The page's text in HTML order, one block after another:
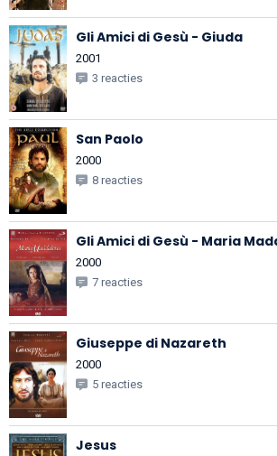
Gli Amici di Gesù - Giuda
2001
3 reacties
San Paolo
2000
8 reacties
Gli Amici di Gesù - Maria
2000
7 reacties
Giuseppe di Nazareth
2000
5 reacties
Jesus